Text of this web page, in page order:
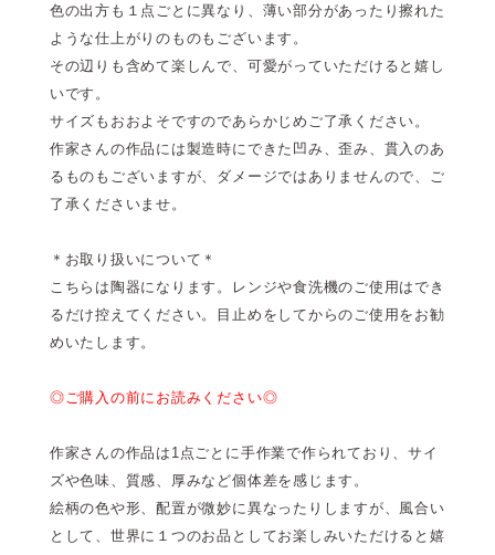
色の出方も１点ごとに異なり、薄い部分があったり擦れた
ような仕上がりのものもございます。
その辺りも含めて楽しんで、可愛がっていただけると嬉し
いです。
サイズもおおよそですのであらかじめご了承ください。
作家さんの作品には製造時にできた凹み、歪み、貫入のあ
るものもございますが、ダメージではありませんので、ご
了承くださいませ。
＊お取り扱いについて＊
こちらは陶器になります。レンジや食洗機のご使用はでき
るだけ控えてください。目止めをしてからのご使用をお勧
めいたします。
◎ご購入の前にお読みください◎
作家さんの作品は1点ごとに手作業で作られており、サイ
ズや色味、質感、厚みなど個体差を感じます。
絵柄の色や形、配置が微妙に異なったりしますが、風合い
として、世界に１つのお品としてお楽しみいただけると嬉